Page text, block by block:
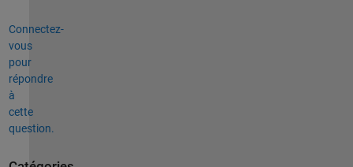
Connectez-
vous
pour
répondre
à
cette
question.